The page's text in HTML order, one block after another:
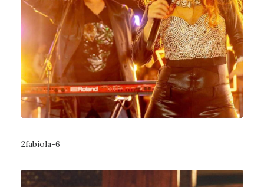
2fabiola-6